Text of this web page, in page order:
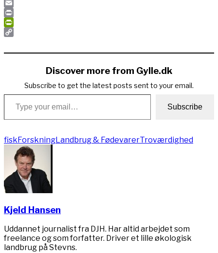
Pinterest
Email
Print
PrintFriendly
Link
Discover more from Gylle.dk
Subscribe to get the latest posts sent to your email.
Type your email…
Subscribe
fiskForskningLandbrug & FødevarerTroværdighed
Kjeld Hansen
Uddannet journalist fra DJH. Har altid arbejdet som
freelance og som forfatter. Driver et lille økologisk
landbrug på Stevns.